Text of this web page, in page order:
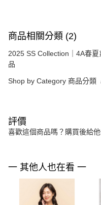
商品相關分類 (2)
2025 SS Collection｜4A春夏
品
Shop by Category 商品分類
評價
喜歡這個商品嗎？購買後給
一 其他人也在看 一